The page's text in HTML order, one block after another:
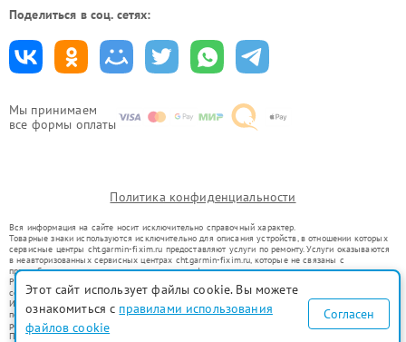
Мы принимаем
все формы оплаты
Поделиться в соц. сетях:
Политика конфиденциальности
Вся информация на сайте носит исключительно справочный характер.
Товарные знаки используются исключительно для описания устройств, в отношении которых
сервисные центры cht.garmin-fixim.ru предоставляют услуги по ремонту. Услуги оказываются
в неавторизованных сервисных центрах cht.garmin-fixim.ru, которые не связаны с
правообладателями товарных знаков или их официальными представителями.
Ремонт осуществляется для устройств, уже введенных в гражданский оборот в соответствии
со статьей 1487 ГК РФ.
Использование товарных знаков не преследует цели индивидуализации услуг или введения
потребителей в заблуждение, а служит для информирования о предоставляемых услугах по
ремонту техники указанных брендов.
Представленная на сайте информация не является публичной офертой, определяемой
Этот сайт использует файлы cookie. Вы можете
ознакомиться с правилами использования
файлов cookie
Согласен